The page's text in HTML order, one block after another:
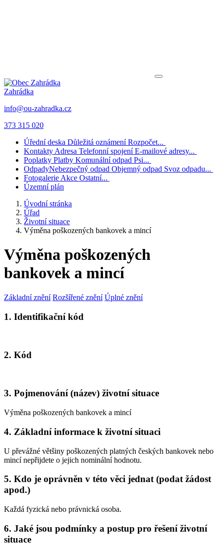
Zahrádka
info@ou-zahradka.cz
373 315 020
Úřední deska Důležitá oznámení Rozpočet...
Kontakty Adresa Telefonní spojení E-mailové adresy...
Poplatky Platby Komunální odpad Psi...
OdpadyNebezpečný odpad Objemný odpad Svoz odpadu...
Fotogalerie Akce Ostatní...
Územní plán
Úvodní stránka
Úřad
Životní situace
Výměna poškozených bankovek a mincí
Výměna poškozených
bankovek a mincí
Základní znění Rozšířené znění Úplné znění
1. Identifikační kód
2. Kód
3. Pojmenování (název) životní situace
Výměna poškozených bankovek a mincí
4. Základní informace k životní situaci
U převážné většiny poškozených platných českých bankovek nebo
mincí nepřijdete o jejich nominální hodnotu.
5. Kdo je oprávněn v této věci jednat (podat žádost
apod.)
Každá fyzická nebo právnická osoba.
6. Jaké jsou podmínky a postup pro řešení životní
situace